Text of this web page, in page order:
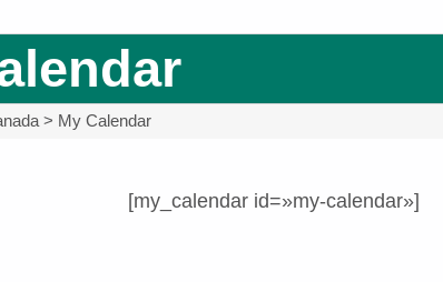
> My Calendar
[my_calendar id=»my-calendar»]
Volver a la navegación principal